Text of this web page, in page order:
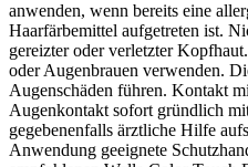
anwenden, wenn bereits eine
Haarfärbemittel aufgetreten ist.
gereizter oder verletzter
oder Augenbrauen verwenden.
Augenschäden führen. Kontakt
Augenkontakt sofort gründlich
gegebenenfalls ärztliche Hilfe
Anwendung geeignete